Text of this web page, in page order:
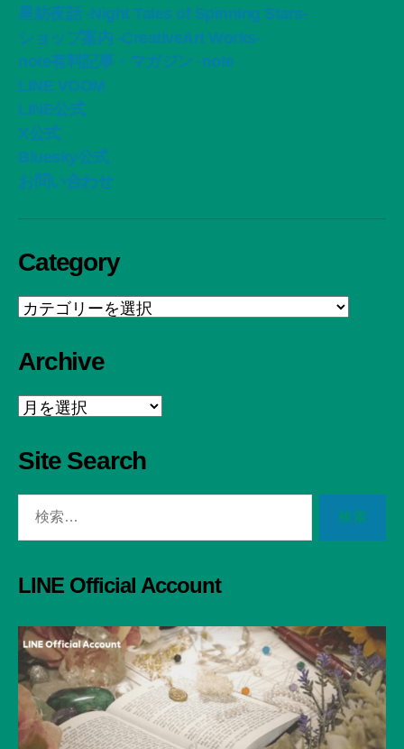
星紡夜話 -Night Tales of Spinning Stars-
ショップ案内 -CreativeArt Works-
note有料記事・マガジン -note
LINE VOOM
LINE公式
X公式
Bluesky公式
お問い合わせ
Category
Category
Archive
Archive
Site Search
LINE Official Account